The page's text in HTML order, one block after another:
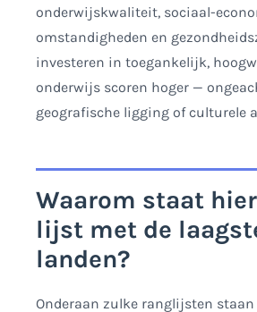
onderwijskwaliteit, sociaal-
omstandigheden en
investeren in toegankelijk,
onderwijs scoren hoger —
geografische ligging of culturele
Waarom staat
lijst met de
landen?
Onderaan zulke ranglijsten